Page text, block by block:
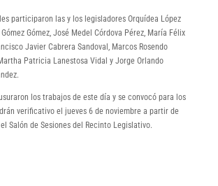
participaron las y los legisladores Orquídea López
Gómez, José Medel Córdova Pérez, María Félix
Javier Cabrera Sandoval, Marcos Rosendo
Patricia Lanestosa Vidal y Jorge Orlando
los trabajos de este día y se convocó para los
verificativo el jueves 6 de noviembre a partir de
Salón de Sesiones del Recinto Legislativo.